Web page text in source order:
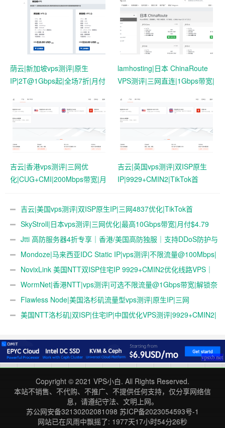
荫云|新加坡vps测评|原生
IP|2T@1Gbps起|全场7折|月付
lamhosting|日本 ChinaRoute
VPS测评|三网直连|1Gbps带宽|
吉云|香港vps测评|三网优
化|CUG+CMI|200Mbps带宽|月
吉云|英国vps测评|双ISP原生
IP|9929+CMIN2|TikTok首
吉云|美国vps测评|双ISP原生IP|三网4837优化|TikTok首
选|1T@1Gbps|月付￥42
SkyStroll|日本vps测评|三网优化|最高10Gbps带宽|月付$4.79
起 Jtti 高防服务器4折专享｜香港/美国高防独服｜支持DDoS防护与
压力测试
Mondoze|马来西亚IDC Static IP|vps测评|不限流量@100Mbps|
解锁奈飞&tiktok&chatgpt|电信直连
NovixLink 美国NTT双ISP住宅IP 9929+CMIN2优化线路VPS｜
192小众号段｜34元/月起
WormNet|香港NTT|vps测评|可选不限流量@1Gbps带宽|解锁奈
飞|部分地区移动直连
Flawless Node|美国洛杉矶流量型vps测评|原生IP|三网
4837|1Gbps|年付$36起|解锁奈飞&ChatGPT&TikTok
美国NTT洛杉矶|双ISP|住宅IP|中国优化VPS测评|9929+CMIN2|
Copyright © 2021 VPS小白. All Rights Reserved.
本站不销售、不代购、不推广、不提供任何支持，仅分享网络信
息，请遵纪守法、文明上网。
苏公网安备32130202081098 苏ICP备2023054593号-1
网站已在风雨中飘摇了: 1977天17小时54分26秒